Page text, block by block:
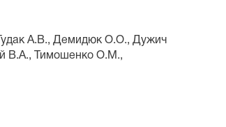
А.В., Демидюк О.О., Дужич
В.А., Тимошенко О.М.,